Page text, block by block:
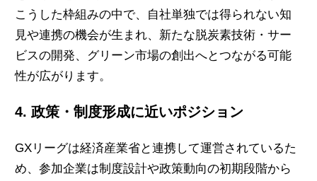
こうした枠組みの中で、自社単独では得られない知
見や連携の機会が生まれ、新たな脱炭素技術・サー
ビスの開発、グリーン市場の創出へとつながる可能
性が広がります。
4. 政策・制度形成に近いポジション
GXリーグは経済産業省と連携して運営されているた
め、参加企業は制度設計や政策動向の初期段階から